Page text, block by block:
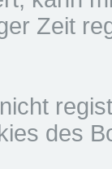
Zeit
des